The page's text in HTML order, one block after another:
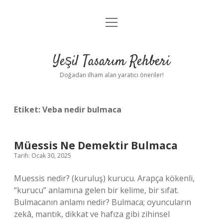
Anasayfa
Yasal Uyarı
menüyü
Yeşil Tasarım Rehberi
Doğadan ilham alan yaratıcı öneriler!
Etiket:Veba nedir bulmaca
Müessis Ne Demektir Bulmaca
Tarih: Ocak 30, 2025
Muessis nedir? (kuruluş) kurucu. Arapça kökenli,
“kurucu” anlamına gelen bir kelime, bir sıfat.
Bulmacanın anlamı nedir? Bulmaca; oyuncuların
zekâ, mantık, dikkat ve hafıza gibi zihinsel